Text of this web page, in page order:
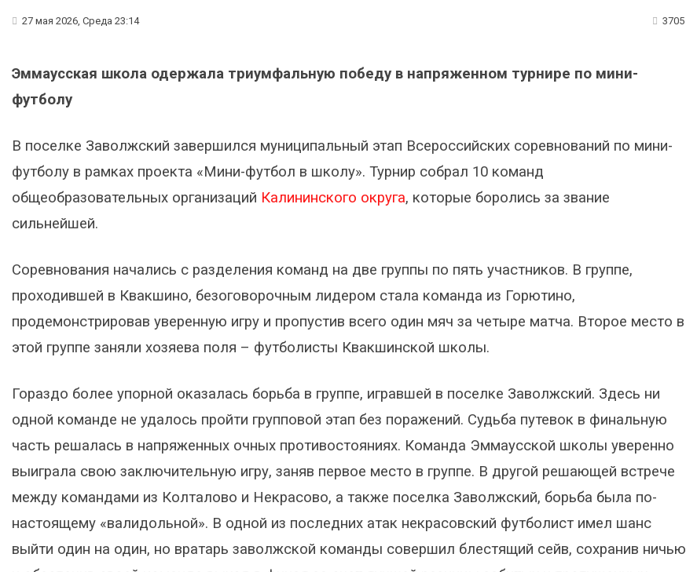
27 мая 2026, Среда 23:14 3705
Эммаусская школа одержала триумфальную победу в напряженном турнире по мини-
футболу
В поселке Заволжский завершился муниципальный этап Всероссийских соревнований по мини-
футболу в рамках проекта «Мини-футбол в школу». Турнир собрал 10 команд
общеобразовательных организаций Калининского округа, которые боролись за звание
сильнейшей.
Соревнования начались с разделения команд на две группы по пять участников. В группе,
проходившей в Квакшино, безоговорочным лидером стала команда из Горютино,
продемонстрировав уверенную игру и пропустив всего один мяч за четыре матча. Второе место в
этой группе заняли хозяева поля – футболисты Квакшинской школы.
Гораздо более упорной оказалась борьба в группе, игравшей в поселке Заволжский. Здесь ни
одной команде не удалось пройти групповой этап без поражений. Судьба путевок в финальную
часть решалась в напряженных очных противостояниях. Команда Эммаусской школы уверенно
выиграла свою заключительную игру, заняв первое место в группе. В другой решающей встрече
между командами из Колталово и Некрасово, а также поселка Заволжский, борьба была по-
настоящему «валидольной». В одной из последних атак некрасовский футболист имел шанс
выйти один на один, но вратарь заволжской команды совершил блестящий сейв, сохранив ничью